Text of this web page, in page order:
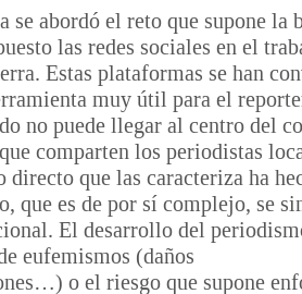
se abordó el reto que supone la
las redes sociales en el
Estas plataformas se han
muy útil para el
no puede llegar al centro del
comparten los periodistas
directo que las caracteriza ha
que es de por sí complejo, se
El desarrollo del
eufemismos (daños
o el riesgo que supone